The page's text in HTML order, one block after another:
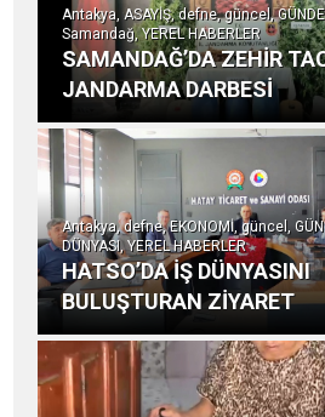
Antakya, ASAYİŞ, defne, güncel,
Samandağ, YEREL HABERLER
SAMANDAĞ’DA ZEHİR
JANDARMA DARBESİ
Antakya, defne, EKONOMİ, güncel,
DÜNYASI, YEREL HABERLER
HATSO’DA İŞ DÜNYASINI
BULUŞTURAN ZİYARET